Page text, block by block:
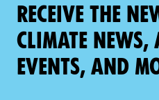
Receive the
climate news,
events, and